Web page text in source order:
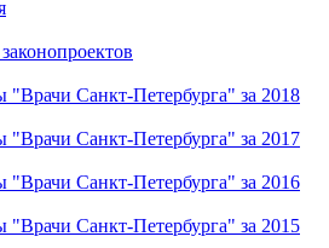
"Врачи Санкт-Петербурга" за 2018
"Врачи Санкт-Петербурга" за 2017
"Врачи Санкт-Петербурга" за 2016
"Врачи Санкт-Петербурга" за 2015